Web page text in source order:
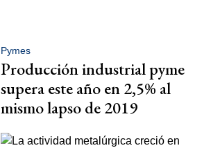
Pymes
Producción industrial pyme
supera este año en 2,5% al
mismo lapso de 2019